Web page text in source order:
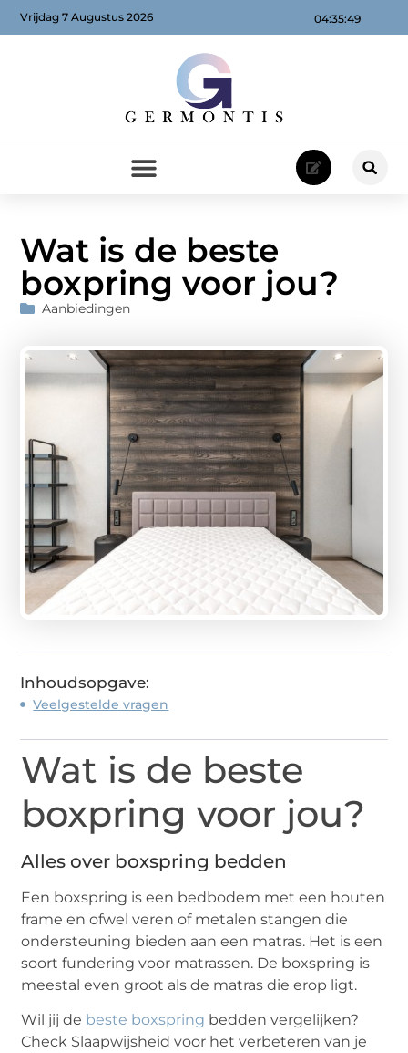
04:35:51
Vrijdag 7 Augustus 2026
Wat is de beste
boxpring voor jou?
Aanbiedingen
Inhoudsopgave:
Veelgestelde vragen
Wat is de beste
boxpring voor jou?
Alles over boxspring bedden
Een boxspring is een bedbodem met een houten
frame en ofwel veren of metalen stangen die
ondersteuning bieden aan een matras. Het is een
soort fundering voor matrassen. De boxspring is
meestal even groot als de matras die erop ligt.
Wil jij de beste boxspring bedden vergelijken?
Check Slaapwijsheid voor het verbeteren van je